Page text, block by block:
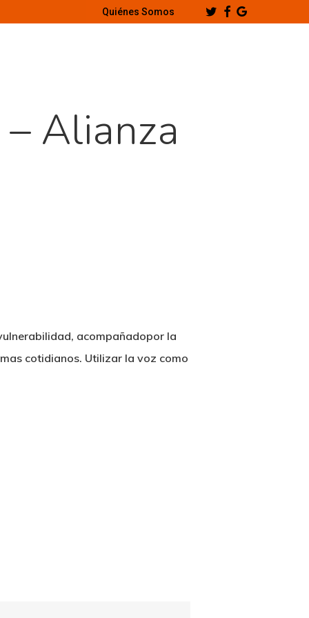
Quiénes Somos TwitterFacebook
Google-
Plus
Alianza
acompañadopor la
cotidianos. Utilizar la voz como